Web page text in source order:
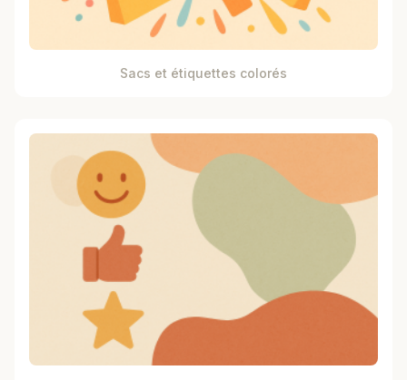
Sacs et étiquettes colorés